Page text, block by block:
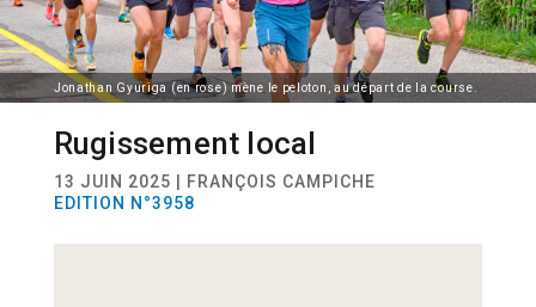
Jonathan Gyuriga (en rose) mène le peloton, au départ de la course.
Rugissement local
13 JUIN 2025 | FRANÇOIS CAMPICHE
EDITION N°3958